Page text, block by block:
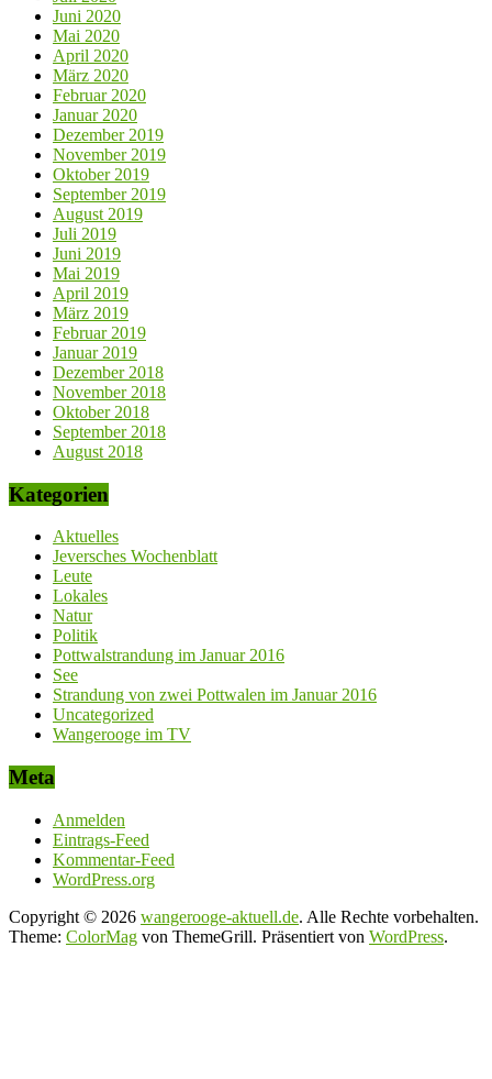
Juni 2020
Mai 2020
April 2020
März 2020
Februar 2020
Januar 2020
Dezember 2019
November 2019
Oktober 2019
September 2019
August 2019
Juli 2019
Juni 2019
Mai 2019
April 2019
März 2019
Februar 2019
Januar 2019
Dezember 2018
November 2018
Oktober 2018
September 2018
August 2018
Kategorien
Aktuelles
Jeversches Wochenblatt
Leute
Lokales
Natur
Politik
Pottwalstrandung im Januar 2016
See
Strandung von zwei Pottwalen im Januar 2016
Uncategorized
Wangerooge im TV
Meta
Anmelden
Eintrags-Feed
Kommentar-Feed
WordPress.org
Copyright © 2026 wangerooge-aktuell.de. Alle Rechte vorbehalten.
Theme: ColorMag von ThemeGrill. Präsentiert von WordPress.